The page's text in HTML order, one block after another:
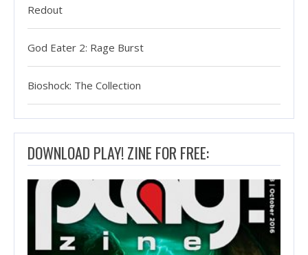
Redout
God Eater 2: Rage Burst
Bioshock: The Collection
DOWNLOAD PLAY! ZINE FOR FREE: